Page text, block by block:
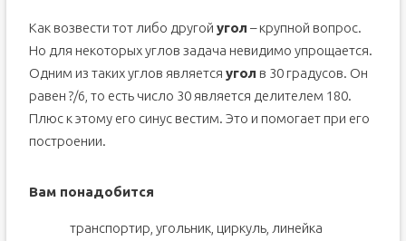
Как возвести тот либо другой угол – крупной вопрос.
Но для некоторых углов задача невидимо упрощается.
Одним из таких углов является угол в 30 градусов. Он
равен ?/6, то есть число 30 является делителем 180.
Плюс к этому его синус вестим. Это и помогает при его
построении.
Вам понадобится
транспортир, угольник, циркуль, линейка